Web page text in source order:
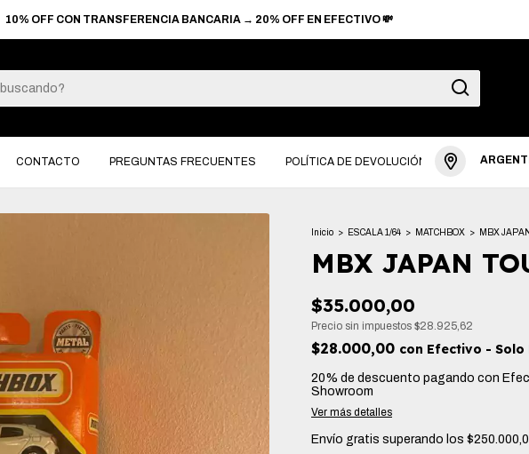
INTERES EN COMPRAS +$90.000 → 6 CUOTAS SIN INTERES EN COMPRAS +$360.000
CONTACTO PREGUNTAS FRECUENTES POLÍTICA DE DEVOLUCIÓN
Inicio > ESCALA 1/64 > MATCHBOX > MBX
MBX JAPAN
$35.000,00
Precio sin impuestos $28.925,62
$28.000,00 con Efectivo -
20% de descuento pagando con
Showroom
Ver más detalles
Envío gratis superando los